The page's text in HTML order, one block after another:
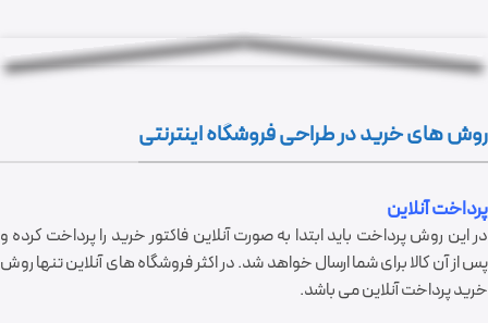
روش های خرید در طراحی فروشگاه اینترنتی
پرداخت آنلاین
در این روش پرداخت باید ابتدا به صورت آنلاین فاکتور خرید را پرداخت کرده و
پس از آن کالا برای شما ارسال خواهد شد. در اکثر فروشگاه های آنلاین تنها روش
خرید پرداخت آنلاین می باشد.